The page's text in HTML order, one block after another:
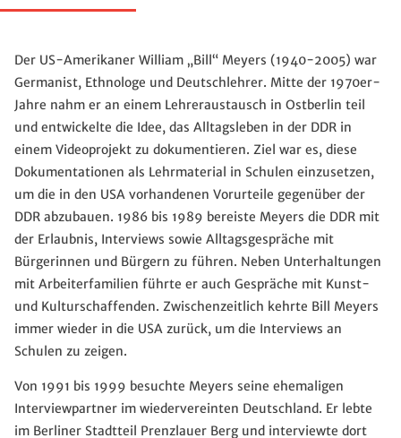
Der US-Amerikaner William „Bill“ Meyers (1940-2005) war
Germanist, Ethnologe und Deutschlehrer. Mitte der 1970er-
Jahre nahm er an einem Lehreraustausch in Ostberlin teil
und entwickelte die Idee, das Alltagsleben in der DDR in
einem Videoprojekt zu dokumentieren. Ziel war es, diese
Dokumentationen als Lehrmaterial in Schulen einzusetzen,
um die in den USA vorhandenen Vorurteile gegenüber der
DDR abzubauen. 1986 bis 1989 bereiste Meyers die DDR mit
der Erlaubnis, Interviews sowie Alltagsgespräche mit
Bürgerinnen und Bürgern zu führen. Neben Unterhaltungen
mit Arbeiterfamilien führte er auch Gespräche mit Kunst-
und Kulturschaffenden. Zwischenzeitlich kehrte Bill Meyers
immer wieder in die USA zurück, um die Interviews an
Schulen zu zeigen.
Von 1991 bis 1999 besuchte Meyers seine ehemaligen
Interviewpartner im wiedervereinten Deutschland. Er lebte
im Berliner Stadtteil Prenzlauer Berg und interviewte dort